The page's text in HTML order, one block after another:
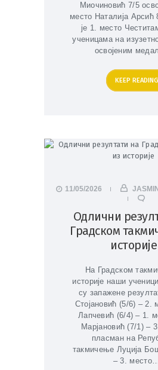
Миочиновић 7/5
место Наталија Арсић
је 1. место
ученицама на
освојеним
KEEP READING
11/05/2026
Одлични
Градском
историје
На Градском
историје наши
су запажене
Стојановић (5/6) – 2.
Лапчевић (6/4) – 1.
Марјановић (7/1) –
пласман на
такмичење Луција
– 3. место…